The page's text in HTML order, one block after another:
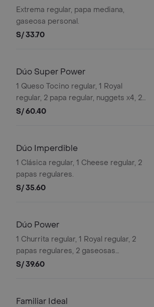
Extrema regular, papa mediana,
gaseosa personal.
S/ 33.70
Dúo Super Power
1 Queso Tocino regular, 1 Royal
regular, 2 papa regular, nuggets x4, 2
gaseosa personal. Foto referencial
S/ 60.40
Dúo Imperdible
1 Clásica regular, 1 Cheese regular, 2
papas regulares.
S/ 35.60
Dúo Power
1 Churrita regular, 1 Royal regular, 2
papas regulares, 2 gaseosas
personales. Foto referencial.
S/ 39.60
Familiar Ideal